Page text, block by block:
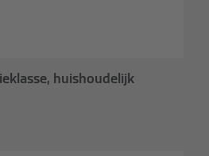
huishoudelijk